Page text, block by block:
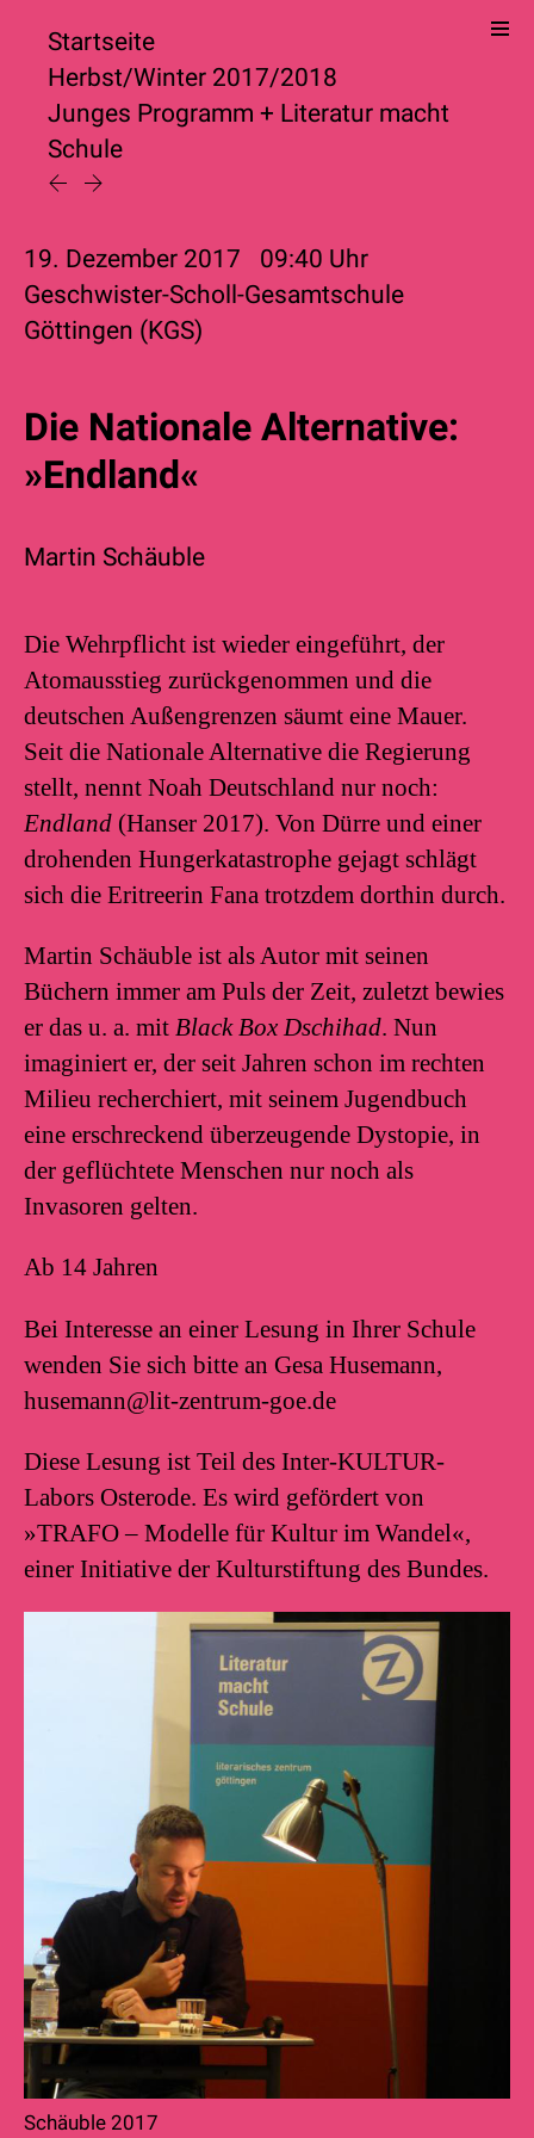
Startseite
Herbst/Winter 2017/2018
Junges Programm + Literatur macht
Schule
19. Dezember 2017 09:40 Uhr
Geschwister-Scholl-Gesamtschule
Göttingen (KGS)
Die Nationale Alternative:
»Endland«
Martin Schäuble
Die Wehrpflicht ist wieder eingeführt, der
Atomausstieg zurückgenommen und die
deutschen Außengrenzen säumt eine Mauer.
Seit die Nationale Alternative die Regierung
stellt, nennt Noah Deutschland nur noch:
Endland (Hanser 2017). Von Dürre und einer
drohenden Hungerkatastrophe gejagt schlägt
sich die Eritreerin Fana trotzdem dorthin durch.
Martin Schäuble ist als Autor mit seinen
Büchern immer am Puls der Zeit, zuletzt bewies
er das u. a. mit Black Box Dschihad. Nun
imaginiert er, der seit Jahren schon im rechten
Milieu recherchiert, mit seinem Jugendbuch
eine erschreckend überzeugende Dystopie, in
der geflüchtete Menschen nur noch als
Invasoren gelten.
Ab 14 Jahren
Bei Interesse an einer Lesung in Ihrer Schule
wenden Sie sich bitte an Gesa Husemann,
husemann@lit-zentrum-goe.de
Diese Lesung ist Teil des Inter-KULTUR-
Labors Osterode. Es wird gefördert von
»TRAFO – Modelle für Kultur im Wandel«,
einer Initiative der Kulturstiftung des Bundes.
Schäuble 2017